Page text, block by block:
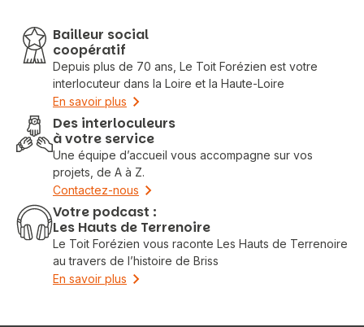
Bailleur social
coopératif
Depuis plus de 70 ans, Le Toit Forézien est votre
interlocuteur dans la Loire et la Haute-Loire
En savoir plus
Des interloculeurs
à votre service
Une équipe d’accueil vous accompagne sur vos
projets, de A à Z.
Contactez-nous
Votre podcast :
Les Hauts de Terrenoire
Le Toit Forézien vous raconte Les Hauts de Terrenoire
au travers de l’histoire de Briss
En savoir plus